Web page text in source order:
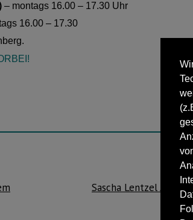
– montags 16.00 – 17.30 Uhr
16.00 – 17.30
Sascha Lentzel